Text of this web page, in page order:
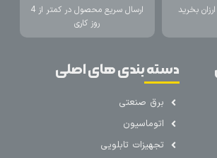
بخرید
ارسال سریع محصول در کمتر از 4
روز کاری
دسته بندی های اصلی
برق صنعتی
اتوماسیون
تجهیزات تابلویی